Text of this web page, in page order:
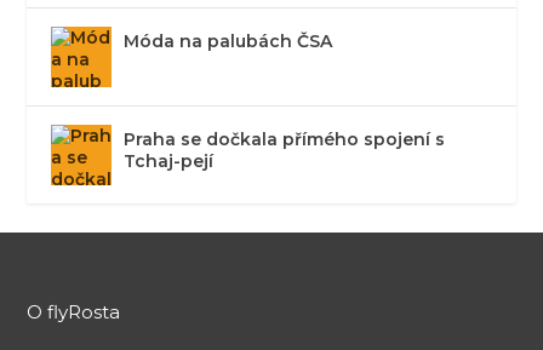
Móda na palubách ČSA
Praha se dočkala přímého spojení s
Tchaj-pejí
O flyRosta